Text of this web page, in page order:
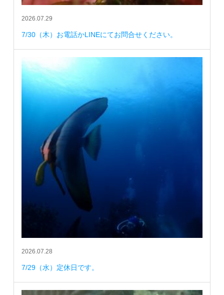
2026.07.29
7/30（木）お電話かLINEにてお問合せください。
2026.07.28
7/29（水）定休日です。